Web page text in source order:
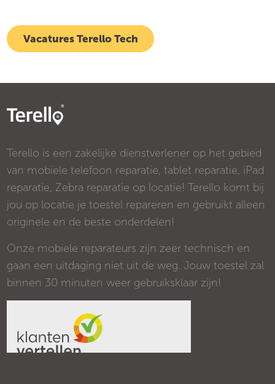
Vacatures Terello Tech
Terello is een zakelijke dienstverlener op het gebied
van mobiele telefoon reparatie, tablet reparatie, iPad
reparatie, Zebra reparatie op locatie! Terello komt bij
jou op locatie je toestel repareren en gebruikt alleen
originele en de beste onderdelen!
Onze mobiele reparateurs zijn zeer technisch en
gaan een uitdaging niet uit de weg. Jouw toestel zal
binnen 30 minuten weer gebruiksklaar zijn!